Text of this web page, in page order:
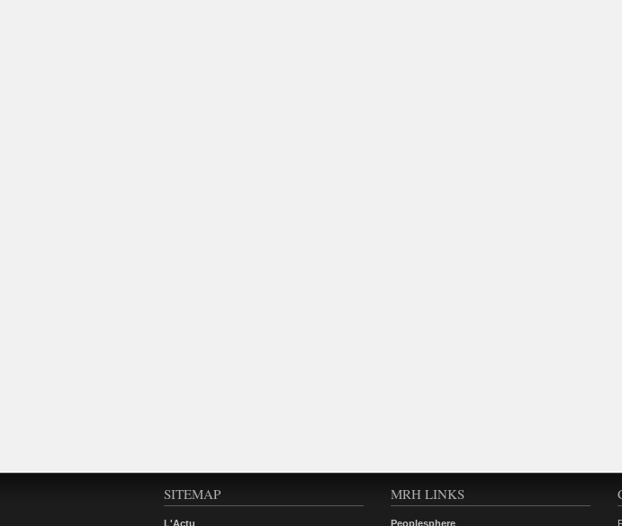
SITEMAP
L'Actu
MRH LINKS
Peoplesphere